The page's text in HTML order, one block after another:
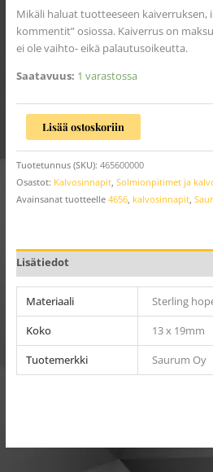
Mikäli haluat tuotteeseen kaiverruksen,
kommentit” osiossa. Kaiverrus on
ei ole vaihto- eikä palautusoikeutta.
Saatavuus: 1 varastossa
Lisää ostoskoriin
Tuotetunnus (SKU): 465600000
Osastot: Kalvosinnapit, Solmionpitimet ja
Avainsanat tuotteelle 4656, kalvosinnapit,
Lisätiedot
Materiaali
Sterling
Koko
13 x 19mm
Tuotemerkki
Saurum Oy